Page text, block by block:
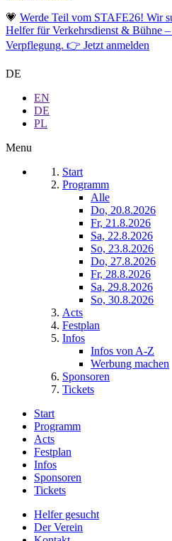
💗 Werde Teil vom STAFE26! Wir
Helfer für Verkehrsdienst & Bühne
Verpflegung. 👉 Jetzt anmelden
DE
EN
DE
PL
Menu
Start
Programm
Alle
Do, 20.8.2026
Fr, 21.8.2026
Sa, 22.8.2026
So, 23.8.2026
Do, 27.8.2026
Fr, 28.8.2026
Sa, 29.8.2026
So, 30.8.2026
Acts
Festplan
Infos
Infos von A-Z
Werbung machen
Sponsoren
Tickets
Start
Programm
Acts
Festplan
Infos
Sponsoren
Tickets
Helfer gesucht
Der Verein